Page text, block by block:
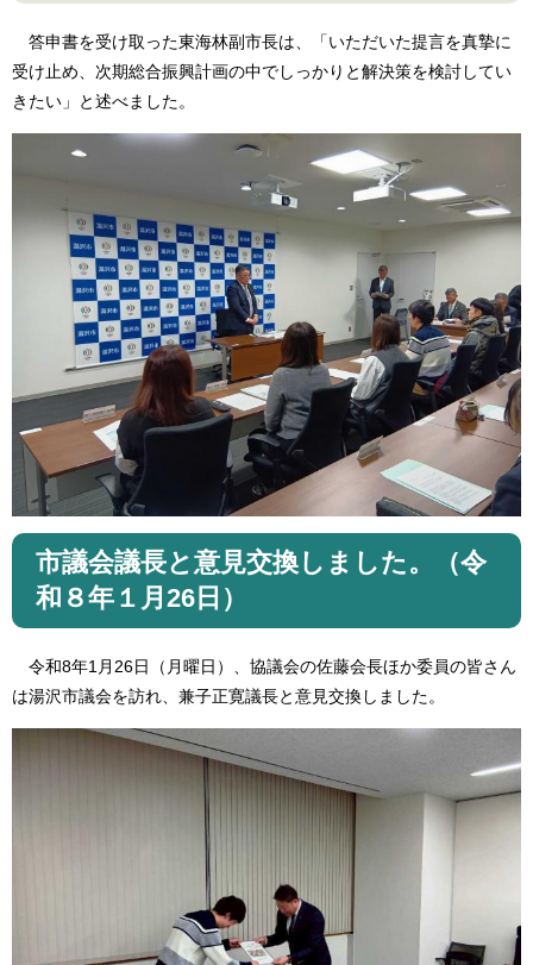
答申書を受け取った東海林副市長は、「いただいた提言を真摯に
受け止め、次期総合振興計画の中でしっかりと解決策を検討してい
きたい」と述べました。
市議会議長と意見交換しました。（令
和８年１月26日）
令和8年1月26日（月曜日）、協議会の佐藤会長ほか委員の皆さん
は湯沢市議会を訪れ、兼子正寛議長と意見交換しました。